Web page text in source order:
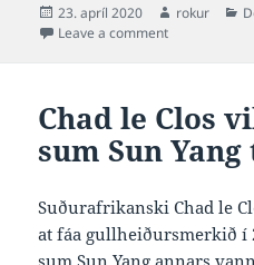
Posted
on
23. apríl 2020 Author
rokur
Leave a commenton Sun Yang
Chad le Clos
sum Sun
Suðurafrikanski Chad le
at fáa gullheiðursmerkið í
sum Sun Yang annars